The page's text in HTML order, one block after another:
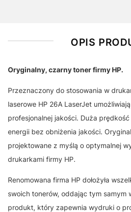
OPIS
Oryginalny, czarny toner firmy HP.
Przeznaczony do stosowania w
laserowe HP 26A LaserJet
profesjonalnej jakości. Duża
energii bez obniżenia jakości.
projektowane z myślą o optymalnej
drukarkami firmy HP.
Renomowana firma HP dołożyła
swoich tonerów, oddając tym samym
produkt, który zapewnia wydruki o